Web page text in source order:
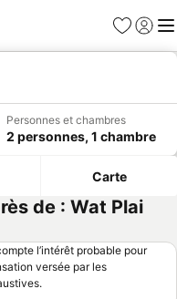
Favoris
Se
Personnes et chambres
2 personnes, 1 chambre
Carte
de : Wat Plai
l’intérêt probable pour
versée par les